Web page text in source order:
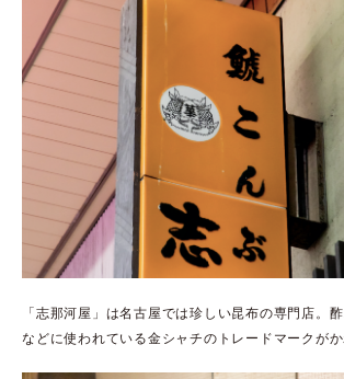
「志那河屋」は名古屋では珍しい昆布の専門店。
などに使われている金シャチのトレードマークがか